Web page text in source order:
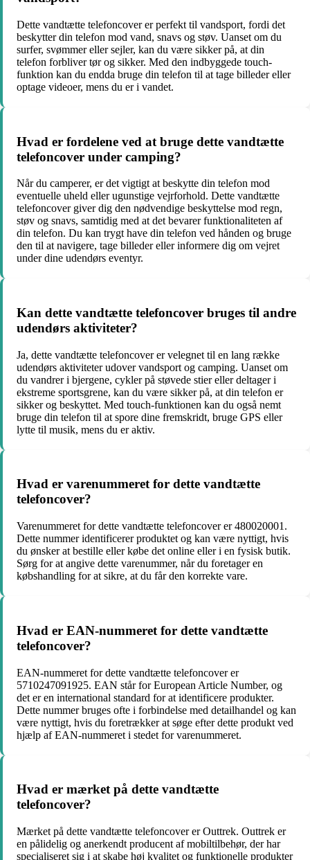
Dette vandtætte telefoncover er perfekt til vandsport, fordi det
beskytter din telefon mod vand, snavs og støv. Uanset om du
surfer, svømmer eller sejler, kan du være sikker på, at din
telefon forbliver tør og sikker. Med den indbyggede touch-
funktion kan du endda bruge din telefon til at tage billeder eller
optage videoer, mens du er i vandet.
Hvad er fordelene ved at bruge dette vandtætte
telefoncover under camping?
Når du camperer, er det vigtigt at beskytte din telefon mod
eventuelle uheld eller ugunstige vejrforhold. Dette vandtætte
telefoncover giver dig den nødvendige beskyttelse mod regn,
støv og snavs, samtidig med at det bevarer funktionaliteten af
din telefon. Du kan trygt have din telefon ved hånden og bruge
den til at navigere, tage billeder eller informere dig om vejret
under dine udendørs eventyr.
Kan dette vandtætte telefoncover bruges til andre
udendørs aktiviteter?
Ja, dette vandtætte telefoncover er velegnet til en lang række
udendørs aktiviteter udover vandsport og camping. Uanset om
du vandrer i bjergene, cykler på støvede stier eller deltager i
ekstreme sportsgrene, kan du være sikker på, at din telefon er
sikker og beskyttet. Med touch-funktionen kan du også nemt
bruge din telefon til at spore dine fremskridt, bruge GPS eller
lytte til musik, mens du er aktiv.
Hvad er varenummeret for dette vandtætte
telefoncover?
Varenummeret for dette vandtætte telefoncover er 480020001.
Dette nummer identificerer produktet og kan være nyttigt, hvis
du ønsker at bestille eller købe det online eller i en fysisk butik.
Sørg for at angive dette varenummer, når du foretager en
købshandling for at sikre, at du får den korrekte vare.
Hvad er EAN-nummeret for dette vandtætte
telefoncover?
EAN-nummeret for dette vandtætte telefoncover er
5710247091925. EAN står for European Article Number, og
det er en international standard for at identificere produkter.
Dette nummer bruges ofte i forbindelse med detailhandel og kan
være nyttigt, hvis du foretrækker at søge efter dette produkt ved
hjælp af EAN-nummeret i stedet for varenummeret.
Hvad er mærket på dette vandtætte
telefoncover?
Mærket på dette vandtætte telefoncover er Outtrek. Outtrek er
en pålidelig og anerkendt producent af mobiltilbehør, der har
specialiseret sig i at skabe høj kvalitet og funktionelle produkter